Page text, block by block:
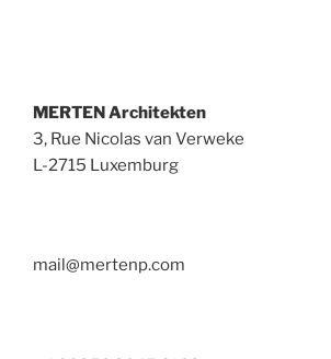
MERTEN Architekten
3, Rue Nicolas van Verweke
L-2715 Luxemburg
mail@mertenp.com